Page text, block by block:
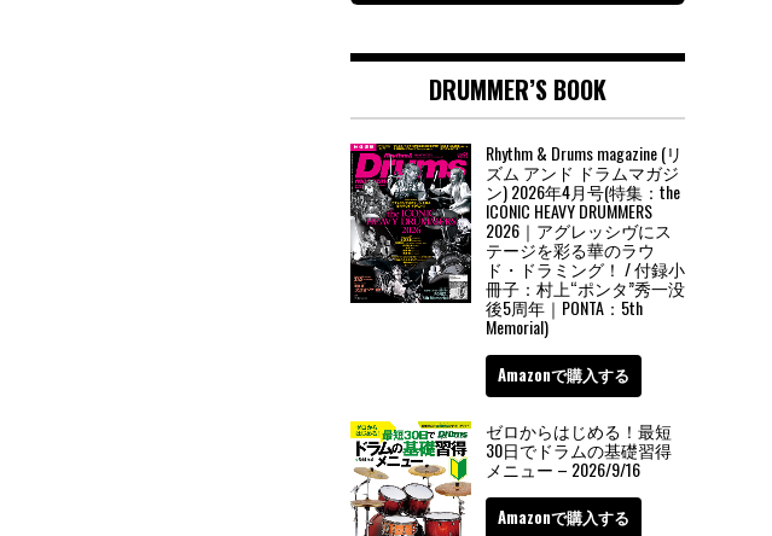
DRUMMER’S BOOK
Rhythm & Drums magazine (リ
ズム アンド ドラムマガジ
ン) 2026年4月号(特集：the
ICONIC HEAVY DRUMMERS
2026｜アグレッシヴにス
テージを彩る華のラウ
ド・ドラミング！ / 付録小
冊子：村上“ポンタ”秀一没
後5周年｜PONTA：5th
Memorial)
Amazonで購入する
ゼロからはじめる！最短
30日でドラムの基礎習得
メニュー – 2026/9/16
Amazonで購入する